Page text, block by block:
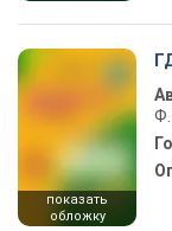
показать
обложку
Ф.